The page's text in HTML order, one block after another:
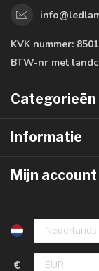
KVK nummer:
BTW-nr met
Categorieën
Informatie
Mijn account
€